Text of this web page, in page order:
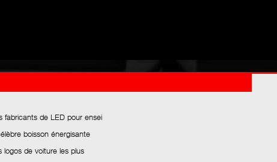
fabricants de LED pour ensei
boisson énergisante
logos de voiture les plus